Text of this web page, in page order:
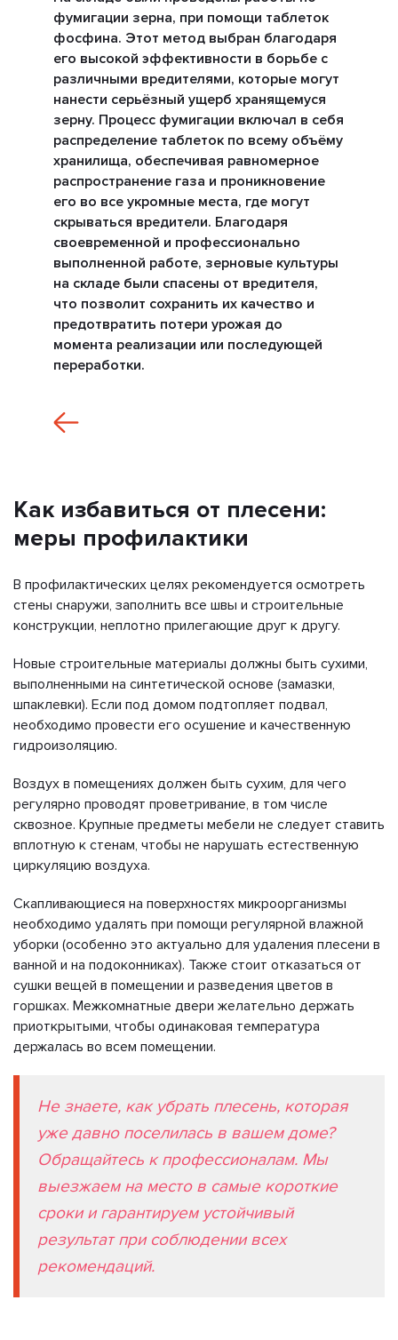
фумигации зерна, при помощи таблеток
фосфина. Этот метод выбран благодаря
его высокой эффективности в борьбе с
различными вредителями, которые могут
нанести серьёзный ущерб хранящемуся
зерну. Процесс фумигации включал в себя
распределение таблеток по всему объёму
хранилища, обеспечивая равномерное
распространение газа и проникновение
его во все укромные места, где могут
скрываться вредители. Благодаря
своевременной и профессионально
выполненной работе, зерновые культуры
на складе были спасены от вредителя,
что позволит сохранить их качество и
предотвратить потери урожая до
момента реализации или последующей
переработки.
Как избавиться от плесени:
меры профилактики
В профилактических целях рекомендуется осмотреть
стены снаружи, заполнить все швы и строительные
конструкции, неплотно прилегающие друг к другу.
Новые строительные материалы должны быть сухими,
выполненными на синтетической основе (замазки,
шпаклевки). Если под домом подтопляет подвал,
необходимо провести его осушение и качественную
гидроизоляцию.
Воздух в помещениях должен быть сухим, для чего
регулярно проводят проветривание, в том числе
сквозное. Крупные предметы мебели не следует ставить
вплотную к стенам, чтобы не нарушать естественную
циркуляцию воздуха.
Скапливающиеся на поверхностях микроорганизмы
необходимо удалять при помощи регулярной влажной
уборки (особенно это актуально для удаления плесени в
ванной и на подоконниках). Также стоит отказаться от
сушки вещей в помещении и разведения цветов в
горшках. Межкомнатные двери желательно держать
приоткрытыми, чтобы одинаковая температура
держалась во всем помещении.
Не знаете, как убрать плесень, которая
уже давно поселилась в вашем доме?
Обращайтесь к профессионалам. Мы
выезжаем на место в самые короткие
сроки и гарантируем устойчивый
результат при соблюдении всех
рекомендаций.